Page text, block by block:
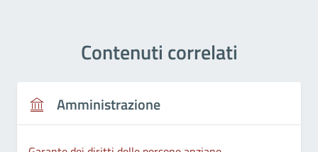
Contenuti correlati
Amministrazione